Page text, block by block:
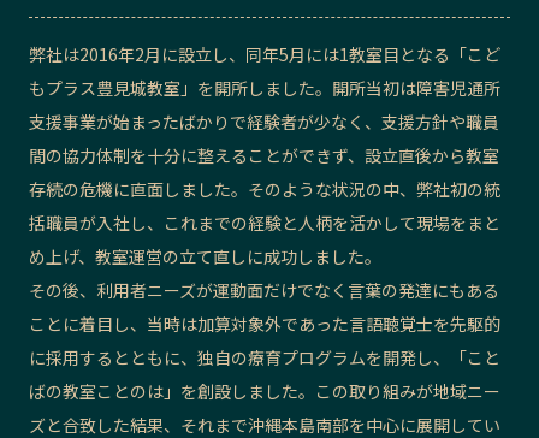
お問い合わせ
弊社は2016年2月に設立し、同年5月には1教室目となる「こど
もプラス豊見城教室」を開所しました。開所当初は障害児通所
支援事業が始まったばかりで経験者が少なく、支援方針や職員
間の協力体制を十分に整えることができず、設立直後から教室
存続の危機に直面しました。そのような状況の中、弊社初の統
括職員が入社し、これまでの経験と人柄を活かして現場をまと
め上げ、教室運営の立て直しに成功しました。
その後、利用者ニーズが運動面だけでなく言葉の発達にもある
ことに着目し、当時は加算対象外であった言語聴覚士を先駆的
に採用するとともに、独自の療育プログラムを開発し、「こと
ばの教室ことのは」を創設しました。この取り組みが地域ニー
ズと合致した結果、それまで沖縄本島南部を中心に展開してい